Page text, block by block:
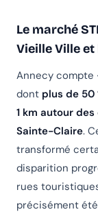
Le marché
Vieille Ville
Annecy compte
dont plus de 50
1 km autour
Sainte-Claire.
transformé
disparition
rues
précisément